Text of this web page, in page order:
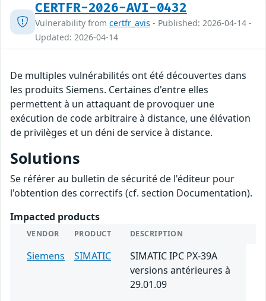
CERTFR-2026-AVI-0432
Vulnerability from certfr_avis - Published: 2026-04-14 -
Updated: 2026-04-14
De multiples vulnérabilités ont été découvertes dans
les produits Siemens. Certaines d'entre elles
permettent à un attaquant de provoquer une
exécution de code arbitraire à distance, une élévation
de privilèges et un déni de service à distance.
Solutions
Se référer au bulletin de sécurité de l'éditeur pour
l'obtention des correctifs (cf. section Documentation).
Impacted products
VENDOR PRODUCT DESCRIPTION
Siemens SIMATIC
SIMATIC IPC PX-39A
versions antérieures à
29.01.09